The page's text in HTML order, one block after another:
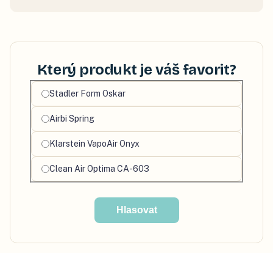
Který produkt je váš favorit?
Vyberte
svůj
oblíbený
produkt
Stadler Form Oskar
Airbi Spring
Klarstein VapoAir Onyx
Clean Air Optima CA-603
Hlasovat